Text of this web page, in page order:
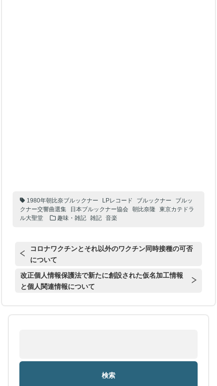
1980年朝比奈ブルックナー LPレコード ブルックナー
ブルッ
クナー交響曲選集
日本ブルックナー協会 朝比奈隆
東京カテドラ
ル大聖堂
趣味・雑記 雑記 音楽
コロナワクチンとそれ以外のワクチン同時接種の可否
について
改正個人情報保護法で新たに創設された仮名加工情報
と個人関連情報について